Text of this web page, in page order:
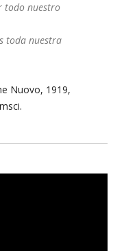
todo nuestro
toda nuestra
Nuovo, 1919,